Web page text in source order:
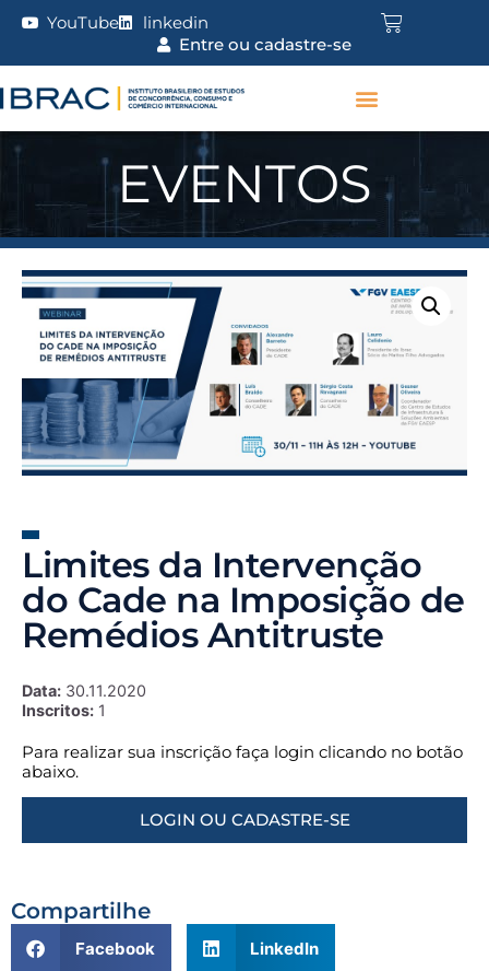
YouTube
linkedin
Entre ou cadastre-se
EVENTOS
Limites da Intervenção
do Cade na Imposição de
Remédios Antitruste
Data: 30.11.2020
Inscritos: 1
Para realizar sua inscrição faça login clicando no botão
abaixo.
LOGIN OU CADASTRE-SE
Compartilhe
Facebook LinkedIn